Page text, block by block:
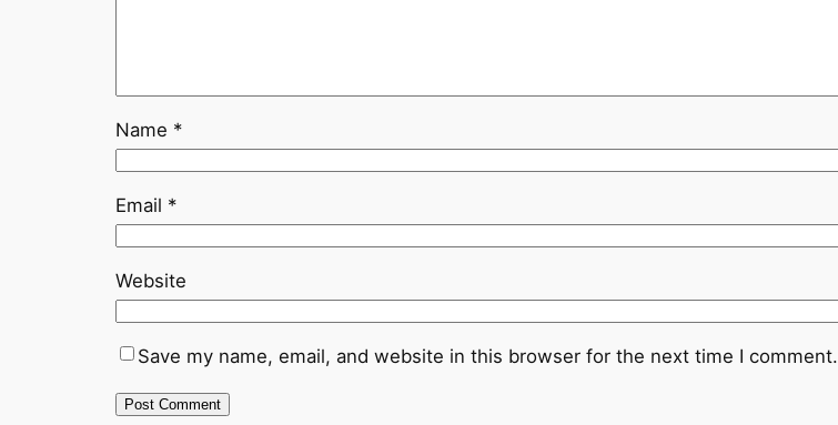
Name *
Email *
Website
Save my name, email, and website in this browser for the next time I comment.